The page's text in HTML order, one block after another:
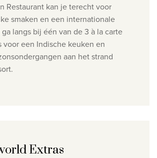
Restaurant kan je terecht voor
smaken en een internationale
langs bij één van de 3 à la carte
voor een Indische keuken en
aan het strand
Extras